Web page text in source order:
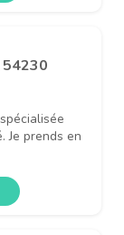
54230
Je prends en